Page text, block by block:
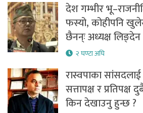
देश गम्भीर
फस्यो, कोहीपनि
छैनन्ः अध्यक्ष लिङ्देन
२ घण्टा अघि
रास्वपाका सांसदलाई
सत्तापक्ष र
किन देखाउनु हुन्छ ?